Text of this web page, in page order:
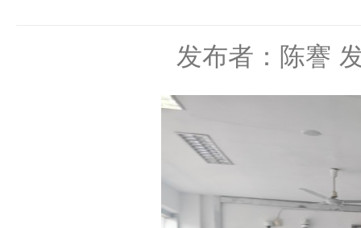
发布者：陈謇